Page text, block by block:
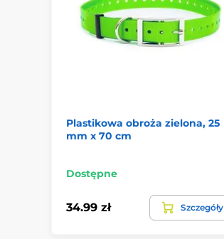
Plastikowa obroża zielona, 25
mm x 70 cm
Dostępne
34.99 zł Szczegóły